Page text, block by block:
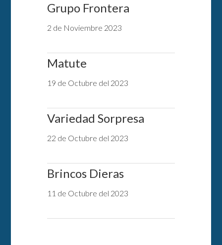
Grupo Frontera
2 de Noviembre 2023
Matute
19 de Octubre del 2023
Variedad Sorpresa
22 de Octubre del 2023
Brincos Dieras
11 de Octubre del 2023